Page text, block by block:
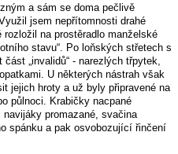
a sám se doma pečlivě
jsem nepřítomnosti drahé
na prostěradlo manželské
stavu“. Po loňských střetech s
„invalidů“ - narezlých třpytek,
U některých nástrah však
jejich hroty a už byly připravené na
půlnoci. Krabičky nacpané
promazané, svačina
spánku a pak osvobozující řinčení